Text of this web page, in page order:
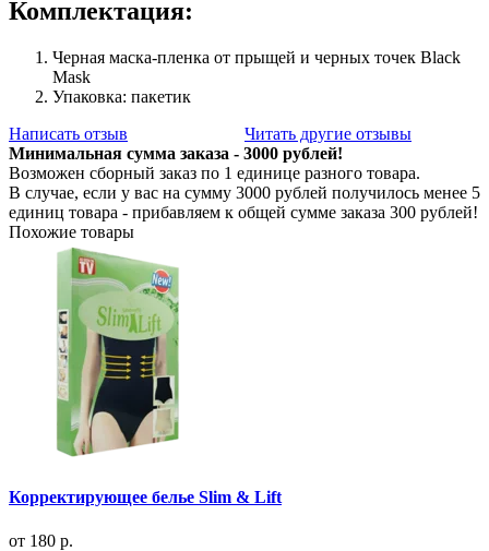
Комплектация:
Черная маска-пленка от прыщей и черных точек Black
Mask
Упаковка: пакетик
Написать отзыв
Читать другие отзывы
Минимальная сумма заказа - 3000 рублей!
Возможен сборный заказ по 1 единице разного товара.
В случае, если у вас на сумму 3000 рублей получилось менее 5
единиц товара - прибавляем к общей сумме заказа 300 рублей!
Похожие товары
Корректирующее белье Slim & Lift
от 180 р.